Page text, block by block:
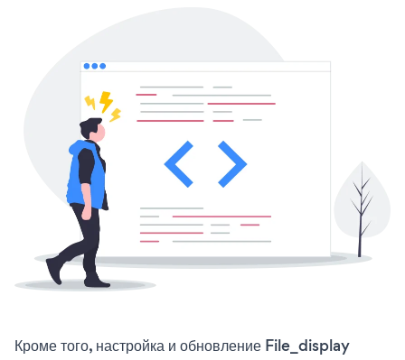
Кроме того, настройка и обновление File_display